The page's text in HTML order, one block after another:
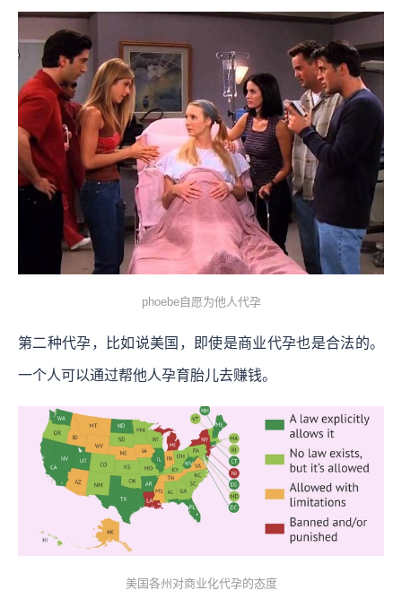
phoebe自愿为他人代孕
第二种代孕，比如说美国，即使是商业代孕也是合法的。
一个人可以通过帮他人孕育胎儿去赚钱。
美国各州对商业化代孕的态度